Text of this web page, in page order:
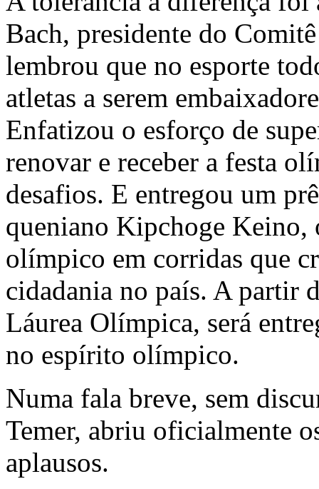
Bach, presidente do
lembrou que no esporte
atletas a serem
Enfatizou o esforço de
renovar e receber a festa
desafios. E entregou um
queniano Kipchoge
olímpico em corridas que
cidadania no país. A partir
Láurea Olímpica, será
no espírito olímpico.
Numa fala breve, sem
Temer, abriu oficialmente
aplausos.